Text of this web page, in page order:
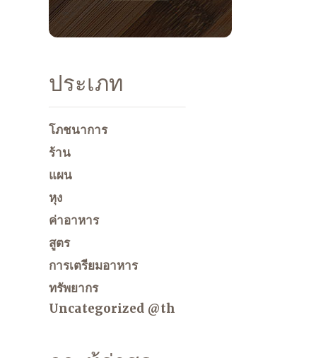
ประเภท
โภชนาการ
ร้าน
แผน
หุง
ค่าอาหาร
สูตร
การเตรียมอาหาร
ทรัพยากร
Uncategorized @th